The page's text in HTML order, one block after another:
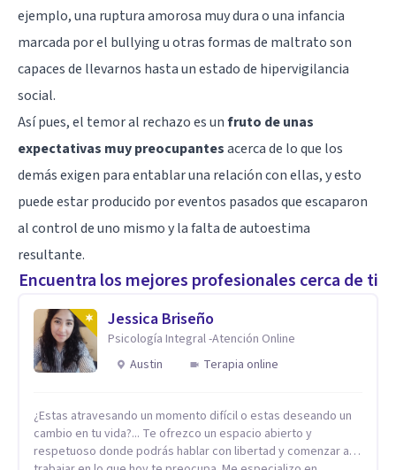
ejemplo, una ruptura amorosa muy dura o una infancia
marcada por el bullying u otras formas de maltrato son
capaces de llevarnos hasta un estado de hipervigilancia
social.
Así pues, el temor al rechazo es unfruto de unas
expectativas muy preocupantesacerca de lo que los
demás exigen para entablar una relación con ellas, y esto
puede estar producido por eventos pasados que escaparon
al control de uno mismo y lafalta de autoestima
resultante.
Encuentra los mejores profesionales cerca de ti
Jessica Briseño
Psicología Integral -Atención Online
Austin
Terapia online
¿Estas atravesando un momento difícil o estas deseando un
cambio en tu vida?... Te ofrezco un espacio abierto y
respetuoso donde podrás hablar con libertad y comenzar a